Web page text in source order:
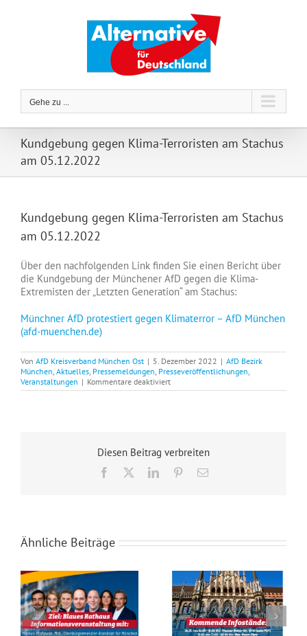
Gehe zu ...
Kundgebung gegen Klima-Terroristen am Stachus
am 05.12.2022
Kundgebung gegen Klima-Terroristen am Stachus
am 05.12.2022
Über den nachfolgenden Link finden Sie einen Bericht über
die Kundgebung der Münchener AfD gegen die Klima-
Extremisten der „Letzten Generation“ am Stachus:
Münchner AfD protestiert gegen Klimaterror – AfD München
(afd-muenchen.de)
Von AfD Kreisverband München Ost | 5. Dezember 2022 | AfD Bezirk
München Aktuelles Pressemeldungen Presseveröffentlichungen
Veranstaltungen | Kommentare deaktiviertfür
Kundgebung
am
Diesen Beitrag verbreiten
Facebook LinkedInPinterest
E-
Ähnliche Beiträge